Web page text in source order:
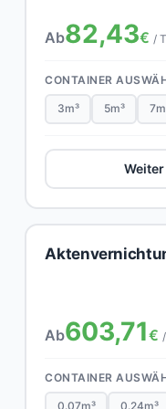
Ab82,43€ /
CONTAINER
3m³ 5m³
Ab603,71€
CONTAINER
0.07m³ 0.24m³